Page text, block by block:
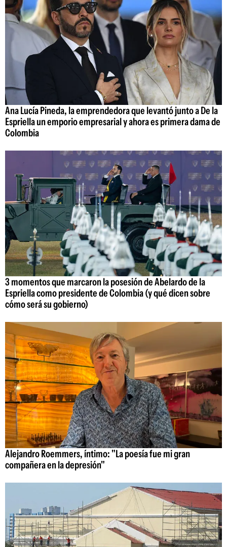
Ana Lucía Pineda, la emprendedora que levantó junto a De la
Espriella un emporio empresarial y ahora es primera dama de
Colombia
3 momentos que marcaron la posesión de Abelardo de la
Espriella como presidente de Colombia (y qué dicen sobre
cómo será su gobierno)
Alejandro Roemmers, íntimo: "La poesía fue mi gran
compañera en la depresión"